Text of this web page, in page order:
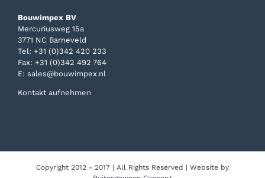
Bouwimpex BV
Mercuriusweg 15a
3771 NC Barneveld
Tel: +31 (0)342 420 233
Fax: +31 (0)342 492 764
E: sales@bouwimpex.nl
Kontakt aufnehmen
Copyright 2012 - 2017 | All Rights Reserved | Website by